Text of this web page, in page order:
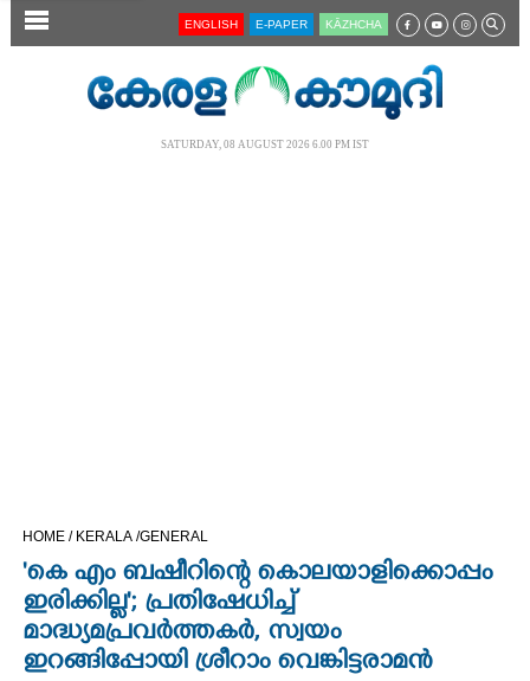
SECTIONS
OPINION
ENGLISH E-PAPER KĀZHCHA
SATURDAY, 08 AUGUST 2026 6.00 PM IST
HOME / KERALA /GENERAL
'കെ എം ബഷീറിന്റെ കൊലയാളിക്കൊപ്പം
ഇരിക്കില്ല'; പ്രതിഷേധിച്ച്
മാദ്ധ്യമപ്രവർത്തകർ, സ്വയം
ഇറങ്ങിപ്പോയി ശ്രീറാം വെങ്കിട്ടരാമൻ